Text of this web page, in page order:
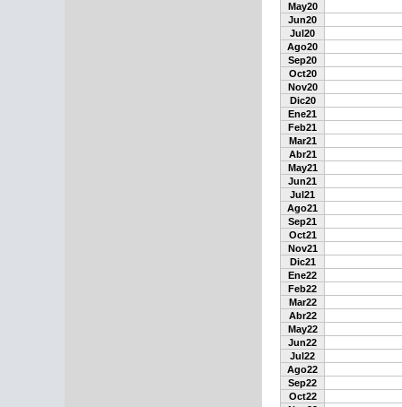
May20
Jun20
Jul20
Ago20
Sep20
Oct20
Nov20
Dic20
Ene21
Feb21
Mar21
Abr21
May21
Jun21
Jul21
Ago21
Sep21
Oct21
Nov21
Dic21
Ene22
Feb22
Mar22
Abr22
May22
Jun22
Jul22
Ago22
Sep22
Oct22